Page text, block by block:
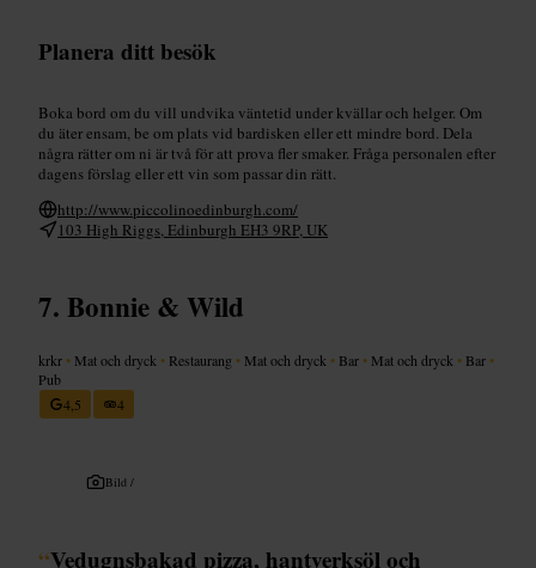
Planera ditt besök
Boka bord om du vill undvika väntetid under kvällar och helger. Om
du äter ensam, be om plats vid bardisken eller ett mindre bord. Dela
några rätter om ni är två för att prova fler smaker. Fråga personalen efter
dagens förslag eller ett vin som passar din rätt.
http://www.piccolinoedinburgh.com/
103 High Riggs, Edinburgh EH3 9RP, UK
Bonnie & Wild
krkr • Mat och dryck • Restaurang • Mat och dryck • Bar • Mat och dryck • Bar •
Pub
4,5
4
Bild /
“Vedugnsbakad pizza, hantverksöl och